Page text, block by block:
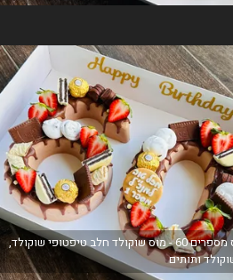
עוגת מוס מספרים 60 - מוס שוקולד חלב טיפטופי שוקולד,
ותותים